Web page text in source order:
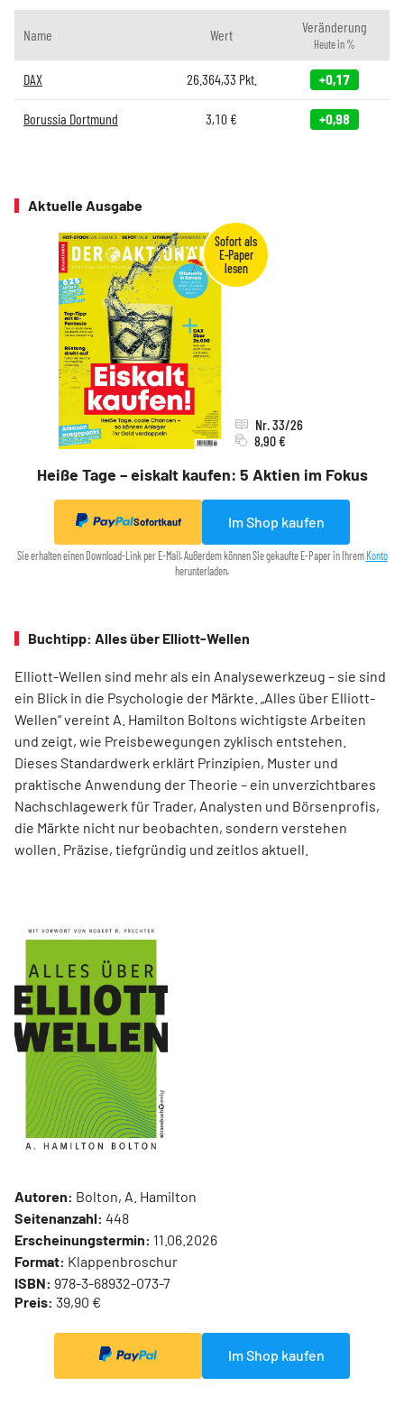
Name Wert Veränderung
Heute in %
DAX 26.364,33 Pkt. +0,17
Borussia Dortmund 3,10 € +0,98
Aktuelle Ausgabe
Heiße Tage – eiskalt kaufen: 5 Aktien im Fokus
Nr. 33/26
8,90 €
Sofortkauf Im Shop kaufen
Sie erhalten einen Download-Link per E-Mail. Außerdem können Sie gekaufte E-Paper in IhremKonto
herunterladen.
Buchtipp: Alles über Elliott-Wellen
Elliott-Wellen sind mehr als ein Analysewerkzeug – sie sind
ein Blick in die Psychologie der Märkte. „Alles über Elliott-
Wellen“ vereint A. Hamilton Boltons wichtigste Arbeiten
und zeigt, wie Preisbewegungen zyklisch entstehen.
Dieses Standardwerk erklärt Prinzipien, Muster und
praktische Anwendung der Theorie – ein unverzichtbares
Nachschlagewerk für Trader, Analysten und Börsenprofis,
die Märkte nicht nur beobachten, sondern verstehen
wollen. Präzise, tiefgründig und zeitlos aktuell.
Autoren: Bolton, A. Hamilton
Seitenanzahl: 448
Erscheinungstermin: 11.06.2026
Format: Klappenbroschur
ISBN: 978-3-68932-073-7
Preis: 39,90 €
Im Shop kaufen